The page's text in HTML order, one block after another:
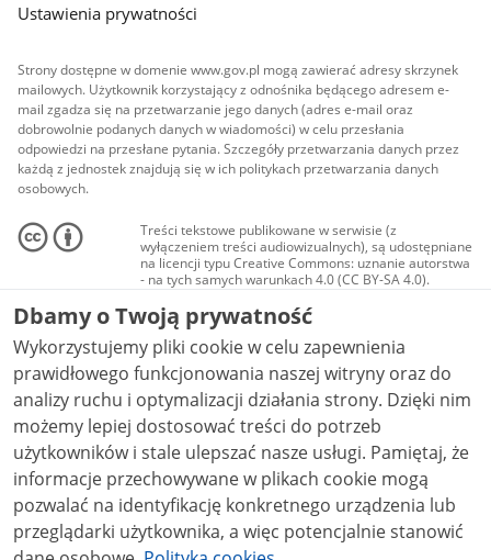
Ustawienia prywatności
Strony dostępne w domenie www.gov.pl mogą zawierać adresy skrzynek
mailowych. Użytkownik korzystający z odnośnika będącego adresem e-
mail zgadza się na przetwarzanie jego danych (adres e-mail oraz
dobrowolnie podanych danych w wiadomości) w celu przesłania
odpowiedzi na przesłane pytania. Szczegóły przetwarzania danych przez
każdą z jednostek znajdują się w ich politykach przetwarzania danych
osobowych.
Treści tekstowe publikowane w serwisie (z
wyłączeniem treści audiowizualnych), są udostępniane
na licencji typu Creative Commons: uznanie autorstwa
- na tych samych warunkach 4.0 (CC BY-SA 4.0).
Materiały audiowizualne, w tym zdjęcia, materiały
audio i wideo, są udostępniane na licencji typu
Creative Commons: uznanie autorstwa użycie
niekomercyjne - bez utworów zależnych 4.0 (CC BY-
NC-ND 4.0), o ile nie jest to stwierdzone inaczej.
Dbamy o Twoją prywatność
Wykorzystujemy pliki cookie w celu zapewnienia
prawidłowego funkcjonowania naszej witryny oraz do
analizy ruchu i optymalizacji działania strony. Dzięki nim
możemy lepiej dostosować treści do potrzeb
użytkowników i stale ulepszać nasze usługi. Pamiętaj, że
informacje przechowywane w plikach cookie mogą
pozwalać na identyfikację konkretnego urządzenia lub
przeglądarki użytkownika, a więc potencjalnie stanowić